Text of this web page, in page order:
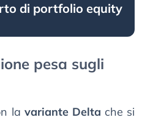
di portfolio equity
pesa sugli
la variante Delta che si